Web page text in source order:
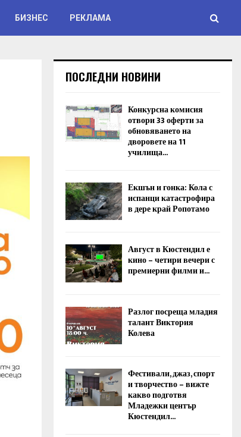
БИЗНЕС РЕКЛАМА
ПОСЛЕДНИ НОВИНИ
Конкурсна комисия
отвори 33 оферти за
обновяването на
дворовете на 11
училища...
Екшън и гонка: Кола с
испанци катастрофира
в дере край Ропотамо
Август в Кюстендил е
кино – четири вечери с
премиерни филми и...
Разлог посреща младия
талант Виктория
Колева
Фестивали, джаз, спорт
и творчество – вижте
какво подготвя
Младежки център
Кюстендил...